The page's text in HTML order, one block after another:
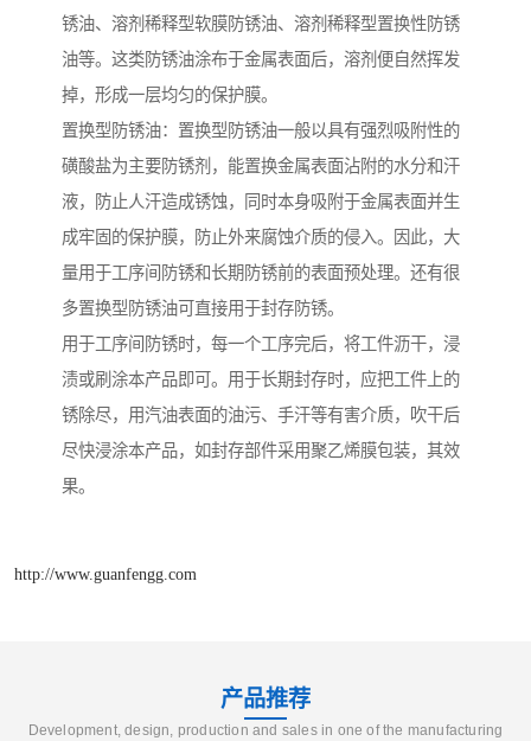
锈油、溶剂稀释型软膜防锈油、溶剂稀释型置换性防锈
油等。这类防锈油涂布于金属表面后，溶剂便自然挥发
掉，形成一层均匀的保护膜。
置换型防锈油：置换型防锈油一般以具有强烈吸附性的
磺酸盐为主要防锈剂，能置换金属表面沾附的水分和汗
液，防止人汗造成锈蚀，同时本身吸附于金属表面并生
成牢固的保护膜，防止外来腐蚀介质的侵入。因此，大
量用于工序间防锈和长期防锈前的表面预处理。还有很
多置换型防锈油可直接用于封存防锈。
用于工序间防锈时，每一个工序完后，将工件沥干，浸
渍或刷涂本产品即可。用于长期封存时，应把工件上的
锈除尽，用汽油表面的油污、手汗等有害介质，吹干后
尽快浸涂本产品，如封存部件采用聚乙烯膜包装，其效
果。
http://www.guanfengg.com
产品推荐
Development, design, production and sales in one of the manufacturing